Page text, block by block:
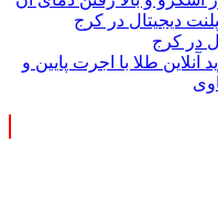
دیجیتال در کرج
در کرج
آنلاین طلا با اجرت پایین و